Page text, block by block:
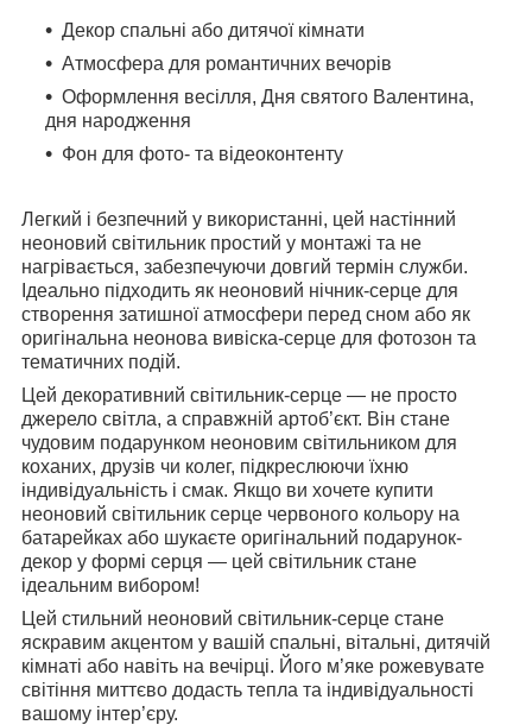
Декор спальні або дитячої кімнати
Атмосфера для романтичних вечорів
Оформлення весілля, Дня святого Валентина,
дня народження
Фон для фото- та відеоконтенту
Легкий і безпечний у використанні, цей настінний
неоновий світильник простий у монтажі та не
нагрівається, забезпечуючи довгий термін служби.
Ідеально підходить як неоновий нічник-серце для
створення затишної атмосфери перед сном або як
оригінальна неонова вивіска-серце для фотозон та
тематичних подій.
Цей декоративний світильник-серце — не просто
джерело світла, а справжній артоб’єкт. Він стане
чудовим подарунком неоновим світильником для
коханих, друзів чи колег, підкреслюючи їхню
індивідуальність і смак. Якщо ви хочете купити
неоновий світильник серце червоного кольору на
батарейках або шукаєте оригінальний подарунок-
декор у формі серця — цей світильник стане
ідеальним вибором!
Цей стильний неоновий світильник-серце стане
яскравим акцентом у вашій спальні, вітальні, дитячій
кімнаті або навіть на вечірці. Його м’яке рожевувате
світіння миттєво додасть тепла та індивідуальності
вашому інтер’єру.